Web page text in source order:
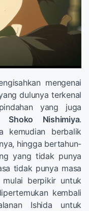
mengenai
dulunya terkenal
yang juga
Shoko Nishimiya.
kemudian berbalik
hingga bertahun-
yang tidak punya
tidak punya masa
berpikir untuk
kembali
Ishida untuk